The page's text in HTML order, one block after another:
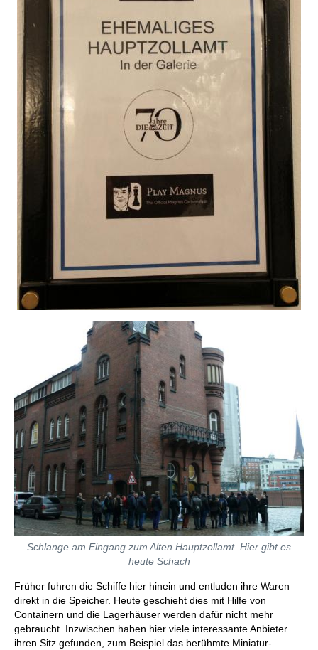
Schlange am Eingang zum Alten Hauptzollamt. Hier gibt es
heute Schach
Früher fuhren die Schiffe hier hinein und entluden ihre Waren
direkt in die Speicher. Heute geschieht dies mit Hilfe von
Containern und die Lagerhäuser werden dafür nicht mehr
gebraucht. Inzwischen haben hier viele interessante Anbieter
ihren Sitz gefunden, zum Beispiel das berühmte Miniatur-